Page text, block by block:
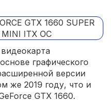
графического
версии
же 2019 году, что и
GTX 1660.